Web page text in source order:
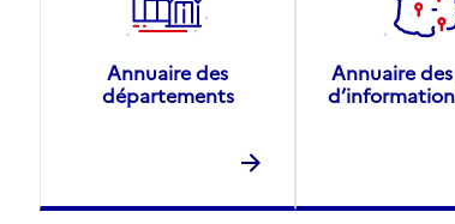
Annuaire des
départements
Annuaire